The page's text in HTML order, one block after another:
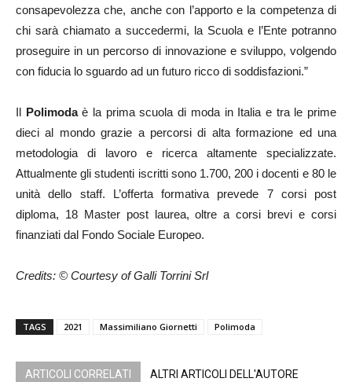
consapevolezza che, anche con l’apporto e la competenza di
chi sarà chiamato a succedermi, la Scuola e l’Ente potranno
proseguire in un percorso di innovazione e sviluppo, volgendo
con fiducia lo sguardo ad un futuro ricco di soddisfazioni.”
Il Polimodaè la prima scuola di moda in Italia e tra le prime
dieci al mondo grazie a percorsi di alta formazione ed una
metodologia di lavoro e ricerca altamente specializzate.
Attualmente gli studenti iscritti sono 1.700, 200 i docenti e 80 le
unità dello staff. L’offerta formativa prevede 7 corsi post
diploma, 18 Master post laurea, oltre a corsi brevi e corsi
finanziati dal Fondo Sociale Europeo.
Credits: © Courtesy of Galli Torrini Srl
TAGS 2021 Massimiliano Giornetti Polimoda
ARTICOLI CORRELATI ALTRI ARTICOLI DELL'AUTORE